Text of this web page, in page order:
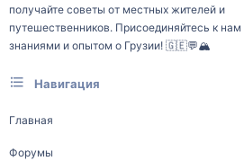
получайте советы от местных жителей и
путешественников. Присоединяйтесь к
знаниями и опытом о Грузии! 🇬🇪💬🏔️
Навигация
Главная
Форумы